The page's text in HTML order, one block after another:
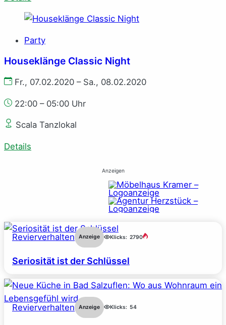
Party
Houseklänge Classic Night
Fr., 07.02.2020 – Sa., 08.02.2020
22:00 – 05:00 Uhr
Scala Tanzlokal
Details
Anzeigen
Revierverhalten Anzeige Klicks: 2790
Seriosität ist der Schlüssel
Revierverhalten Anzeige Klicks: 54